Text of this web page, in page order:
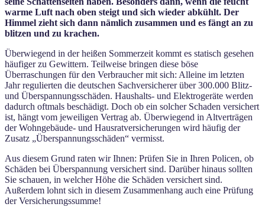
warme Luft nach oben steigt und sich wieder abkühlt. Der
Himmel zieht sich dann nämlich zusammen und es fängt an zu
blitzen und zu krachen.
Überwiegend in der heißen Sommerzeit kommt es statisch gesehen
häufiger zu Gewittern. Teilweise bringen diese böse
Überraschungen für den Verbraucher mit sich: Alleine im letzten
Jahr regulierten die deutschen Sachversicherer über 300.000 Blitz-
und Überspannungsschäden. Haushalts- und Elektrogeräte werden
dadurch oftmals beschädigt. Doch ob ein solcher Schaden versichert
ist, hängt vom jeweiligen Vertrag ab. Überwiegend in Altverträgen
der Wohngebäude- und Hausratversicherungen wird häufig der
Zusatz „Überspannungsschäden“ vermisst.
Aus diesem Grund raten wir Ihnen: Prüfen Sie in Ihren Policen, ob
Schäden bei Überspannung versichert sind. Darüber hinaus sollten
Sie schauen, in welcher Höhe die Schäden versichert sind.
Außerdem lohnt sich in diesem Zusammenhang auch eine Prüfung
der Versicherungssumme!